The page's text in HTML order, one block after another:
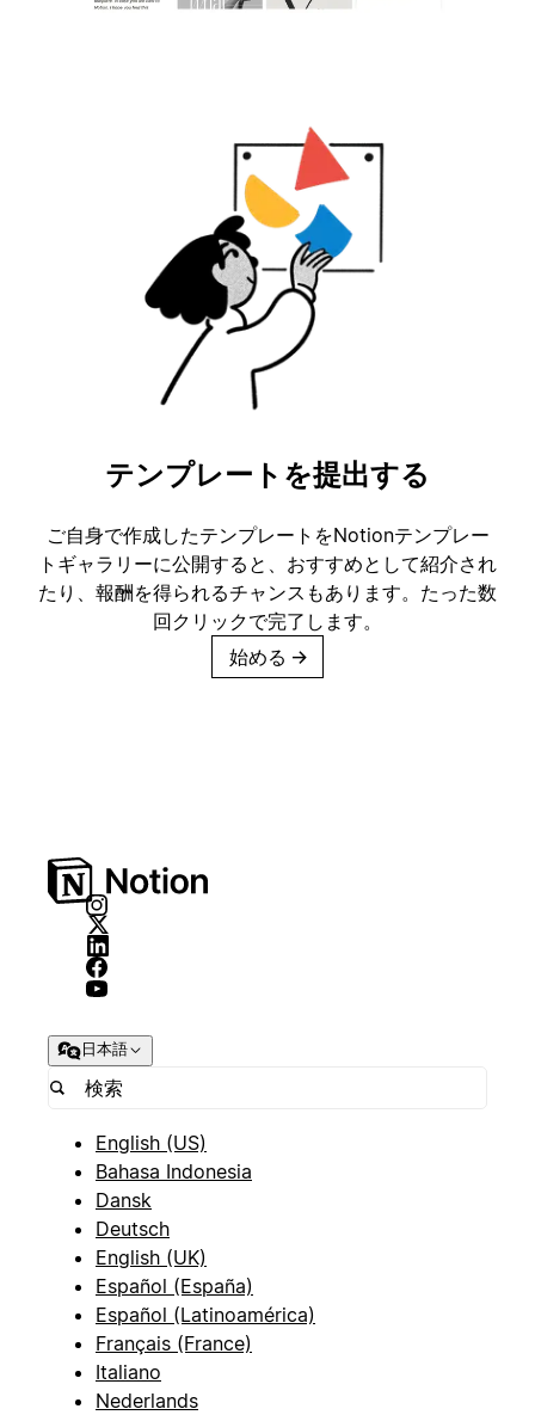
テンプレートを提出する
ご自身で作成したテンプレートをNotionテンプレー
トギャラリーに公開すると、おすすめとして紹介され
たり、報酬を得られるチャンスもあります。たった数
回クリックで完了します。
始める →
日本語
English (US)
Bahasa Indonesia
Dansk
Deutsch
English (UK)
Español (España)
Español (Latinoamérica)
Français (France)
Italiano
Nederlands